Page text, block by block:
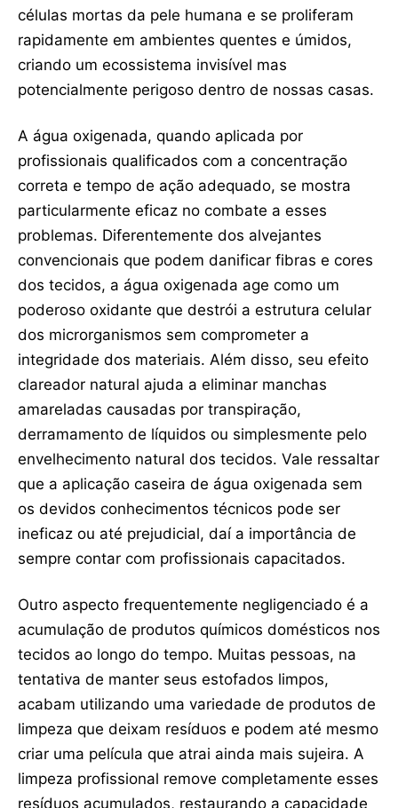
células mortas da pele humana e se proliferam
rapidamente em ambientes quentes e úmidos,
criando um ecossistema invisível mas
potencialmente perigoso dentro de nossas casas.
A água oxigenada, quando aplicada por
profissionais qualificados com a concentração
correta e tempo de ação adequado, se mostra
particularmente eficaz no combate a esses
problemas. Diferentemente dos alvejantes
convencionais que podem danificar fibras e cores
dos tecidos, a água oxigenada age como um
poderoso oxidante que destrói a estrutura celular
dos microrganismos sem comprometer a
integridade dos materiais. Além disso, seu efeito
clareador natural ajuda a eliminar manchas
amareladas causadas por transpiração,
derramamento de líquidos ou simplesmente pelo
envelhecimento natural dos tecidos. Vale ressaltar
que a aplicação caseira de água oxigenada sem
os devidos conhecimentos técnicos pode ser
ineficaz ou até prejudicial, daí a importância de
sempre contar com profissionais capacitados.
Outro aspecto frequentemente negligenciado é a
acumulação de produtos químicos domésticos nos
tecidos ao longo do tempo. Muitas pessoas, na
tentativa de manter seus estofados limpos,
acabam utilizando uma variedade de produtos de
limpeza que deixam resíduos e podem até mesmo
criar uma película que atrai ainda mais sujeira. A
limpeza profissional remove completamente esses
resíduos acumulados, restaurando a capacidade